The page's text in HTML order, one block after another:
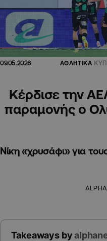
09.05.2026 ΑΘΛΗΤΙΚΑ
Κέρδισε την
παραμονής ο
Νίκη «χρυσάφι» για
Takeaways by